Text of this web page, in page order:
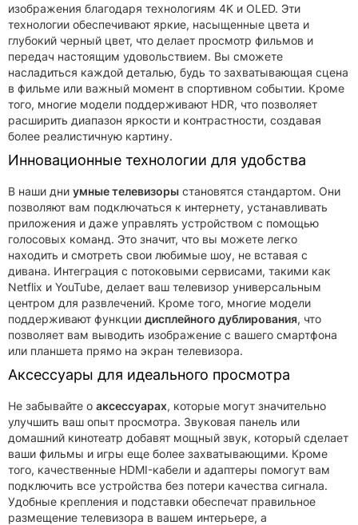
изображения благодаря технологиям 4K и OLED. Эти
технологии обеспечивают яркие, насыщенные цвета и
глубокий черный цвет, что делает просмотр фильмов и
передач настоящим удовольствием. Вы сможете
насладиться каждой деталью, будь то захватывающая сцена
в фильме или важный момент в спортивном событии. Кроме
того, многие модели поддерживают HDR, что позволяет
расширить диапазон яркости и контрастности, создавая
более реалистичную картину.
Инновационные технологии для удобства
В наши дни умные телевизоры становятся стандартом. Они
позволяют вам подключаться к интернету, устанавливать
приложения и даже управлять устройством с помощью
голосовых команд. Это значит, что вы можете легко
находить и смотреть свои любимые шоу, не вставая с
дивана. Интеграция с потоковыми сервисами, такими как
Netflix и YouTube, делает ваш телевизор универсальным
центром для развлечений. Кроме того, многие модели
поддерживают функции дисплейного дублирования, что
позволяет вам выводить изображение с вашего смартфона
или планшета прямо на экран телевизора.
Аксессуары для идеального просмотра
Не забывайте о аксессуарах, которые могут значительно
улучшить ваш опыт просмотра. Звуковая панель или
домашний кинотеатр добавят мощный звук, который сделает
ваши фильмы и игры еще более захватывающими. Кроме
того, качественные HDMI-кабели и адаптеры помогут вам
подключить все устройства без потери качества сигнала.
Удобные крепления и подставки обеспечат правильное
размещение телевизора в вашем интерьере, а